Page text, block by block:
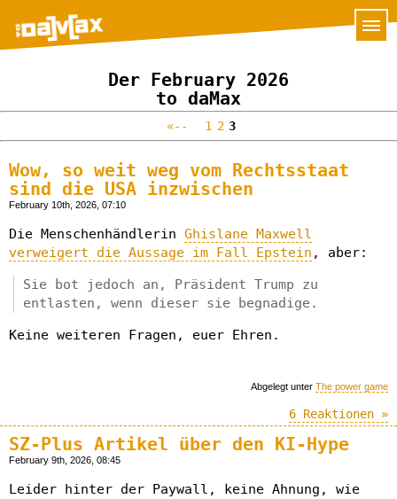
Der February 2026
to daMax
«-- 1 2 3
Wow, so weit weg vom Rechtsstaat
sind die USA inzwischen
February 10th, 2026, 07:10
Die Menschenhändlerin Ghislane Maxwell
verweigert die Aussage im Fall Epstein , aber:
Sie bot jedoch an, Präsident Trump zu
entlasten, wenn dieser sie begnadige.
Keine weiteren Fragen, euer Ehren.
Abgelegt unter The power game
6 Reaktionen »
SZ-Plus Artikel über den KI-Hype
February 9th, 2026, 08:45
Leider hinter der Paywall, keine Ahnung, wie